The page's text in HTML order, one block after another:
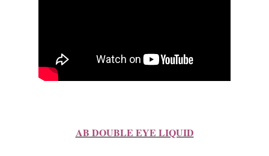
AB DOUBLE EYE LIQUID